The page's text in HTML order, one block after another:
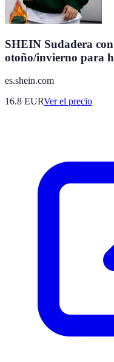
SHEIN Sudadera
otoño/invierno para
es.shein.com
16.8 EURVer el precio